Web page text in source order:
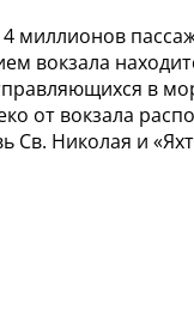
миллионов
вокзала
в
от вокзала
Св. Николая и